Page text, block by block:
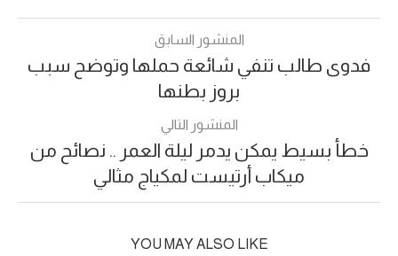
المنشور السابق
فدوى طالب تنفي شائعة حملها وتوضح سبب
بروز بطنها
المنشور التالي
خطأ بسيط يمكن يدمر ليلة العمر .. نصائح من
ميكاب أرتيست لمكياج مثالي
YOU MAY ALSO LIKE